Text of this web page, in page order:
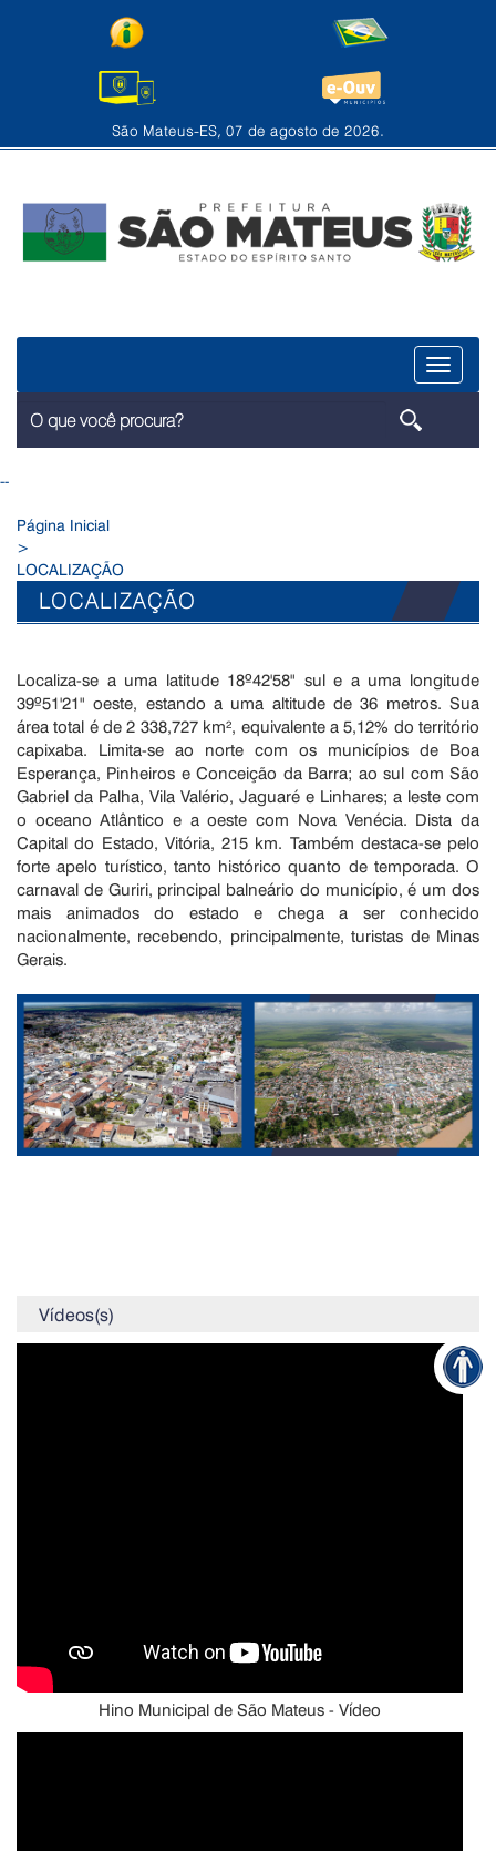
São Mateus-ES, 07 de agosto de 2026.
Menu
--
Página Inicial
>
LOCALIZAÇÃO
LOCALIZAÇÃO
Localiza-se a uma latitude 18º42'58" sul e a uma longitude
39º51'21" oeste, estando a uma altitude de 36 metros. Sua
área total é de 2 338,727 km², equivalente a 5,12% do território
capixaba. Limita-se ao norte com os municípios de Boa
Esperança, Pinheiros e Conceição da Barra; ao sul com São
Gabriel da Palha, Vila Valério, Jaguaré e Linhares; a leste com
o oceano Atlântico e a oeste com Nova Venécia. Dista da
Capital do Estado, Vitória, 215 km. Também destaca-se pelo
forte apelo turístico, tanto histórico quanto de temporada. O
carnaval de Guriri, principal balneário do município, é um dos
mais animados do estado e chega a ser conhecido
nacionalmente, recebendo, principalmente, turistas de Minas
Gerais.
Vídeos(s)
Hino Municipal de São Mateus - Vídeo